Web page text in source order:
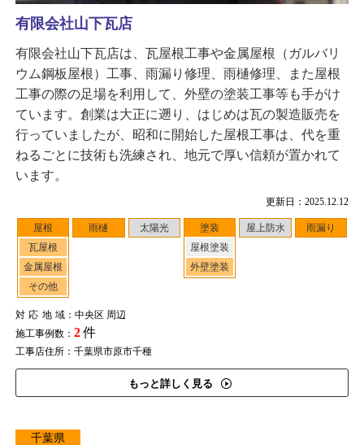
更新日：2025.12.12
屋根
瓦屋根
金属屋根
その他
雨樋 太陽光
塗装
屋根塗装
外壁塗装
屋上防水 雨漏り
対応地域：中央区 周辺
施工事例数： 2件
工事店住所：千葉県市原市千種
もっと詳しく見る
有限会社山下瓦店
有限会社山下瓦店は、瓦屋根工事や金属屋根（ガルバリ
ウム鋼板屋根）工事、雨漏り修理、雨樋修理、また屋根
工事の際の足場を利用して、外壁の塗装工事等も手がけ
ています。創業は大正に遡り、はじめは瓦の製造販売を
行っていましたが、昭和に開始した屋根工事は、代を重
ねるごとに技術も洗練され、地元で厚い信頼が置かれて
います。
千葉県